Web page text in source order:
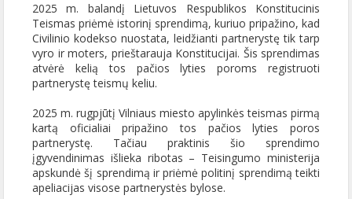
2025 m. balandį Lietuvos Respublikos Konstitucinis
Teismas priėmė istorinį sprendimą, kuriuo pripažino, kad
Civilinio kodekso nuostata, leidžianti partnerystę tik tarp
vyro ir moters, prieštarauja Konstitucijai. Šis sprendimas
atvėrė kelią tos pačios lyties poroms registruoti
partnerystę teismų keliu.
2025 m. rugpjūtį Vilniaus miesto apylinkės teismas pirmą
kartą oficialiai pripažino tos pačios lyties poros
partnerystę. Tačiau praktinis šio sprendimo
įgyvendinimas išlieka ribotas – Teisingumo ministerija
apskundė šį sprendimą ir priėmė politinį sprendimą teikti
apeliacijas visose partnerystės bylose.